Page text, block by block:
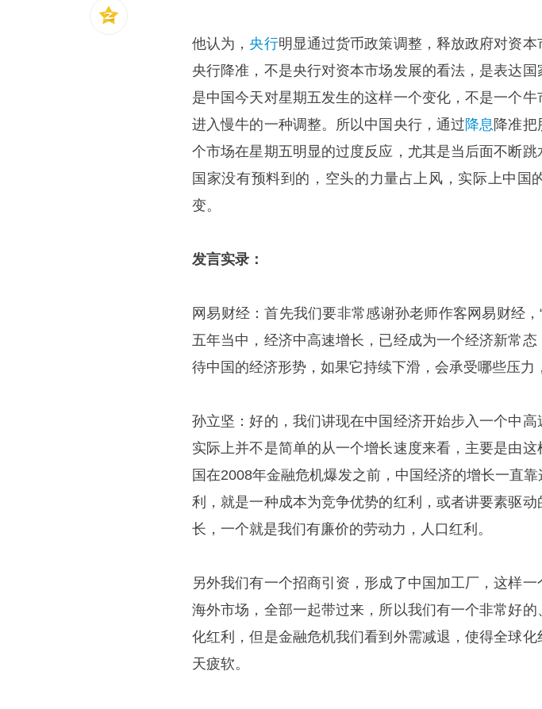
他认为，央行明显通过货币政策调整，释放政府对资本
央行降准，不是央行对资本市场发展的看法，是表达
是中国今天对星期五发生的这样一个变化，不是一个
进入慢牛的一种调整。所以中国央行，通过 降息 降准
个市场在星期五明显的过度反应，尤其是当后面不断
国家没有预料到的，空头的力量占上风，实际上中国
变。
发言实录：
网易财经：首先我们要非常感谢孙老师作客网易财经
五年当中，经济中高速增长，已经成为一个经济新常
待中国的经济形势，如果它持续下滑，会承受哪些压力
孙立坚：好的，我们讲现在中国经济开始步入一个中高
实际上并不是简单的从一个增长速度来看，主要是由
国在2008年金融危机爆发之前，中国经济的增长一直
利，就是一种成本为竞争优势的红利，或者讲要素驱
长，一个就是我们有廉价的劳动力，人口红利。
另外我们有一个招商引资，形成了中国加工厂，这样
海外市场，全部一起带过来，所以我们有一个非常好
化红利，但是金融危机我们看到外需减退，使得全球
天疲软。